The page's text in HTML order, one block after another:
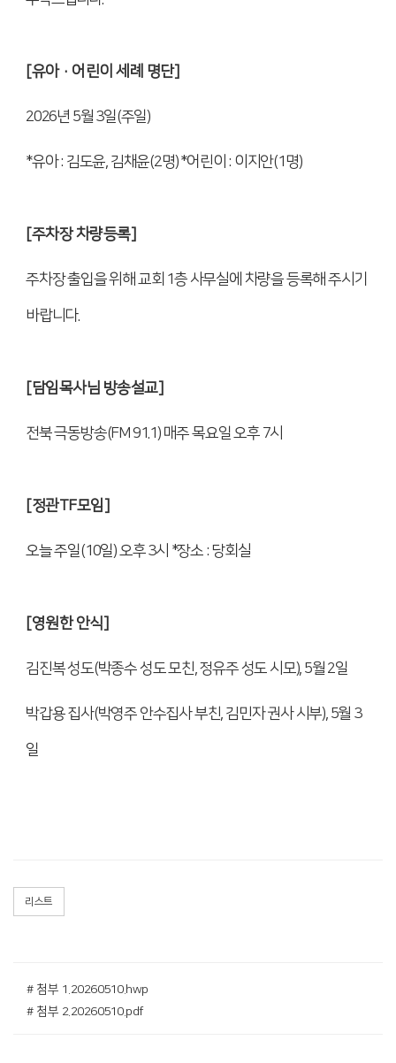
[유아· 어린이 세례 명단]
2026년 5월 3일(주일)
*유아: 김도윤, 김채윤(2명) *어린이 : 이지안(1명)
[주차장 차량등록]
주차장 출입을 위해 교회 1층 사무실에 차량을 등록해 주시기
바랍니다.
[담임목사님 방송설교]
전북 극동방송(FM 91.1) 매주 목요일 오후 7시
[정관TF모임]
오늘 주일(10일)오후3시 *장소 : 당회실
[영원한 안식]
김진복 성도(박종수 성도 모친,정유주 성도 시모), 5월 2일
박갑용 집사(박영주 안수집사 부친, 김민자 권사 시부), 5월 3
일
리스트
# 첨부 1.20260510.hwp
# 첨부 2.20260510.pdf